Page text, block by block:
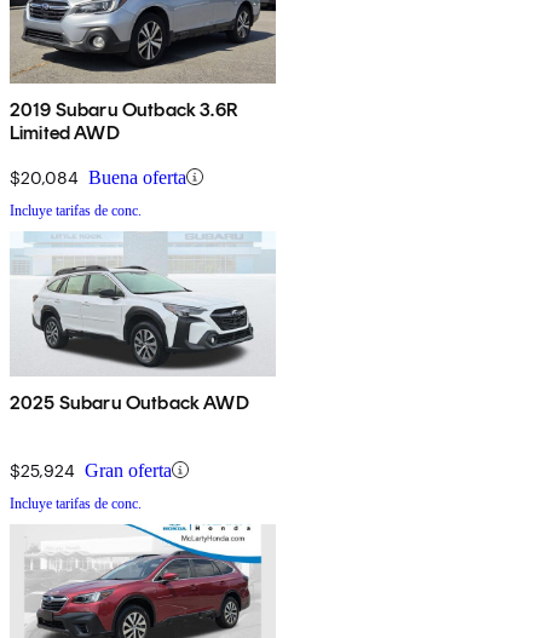
2019 Subaru Outback 3.6R
Limited AWD
$20,084 Buena oferta
Incluye tarifas de conc.
2025 Subaru Outback AWD
$25,924 Gran oferta
Incluye tarifas de conc.